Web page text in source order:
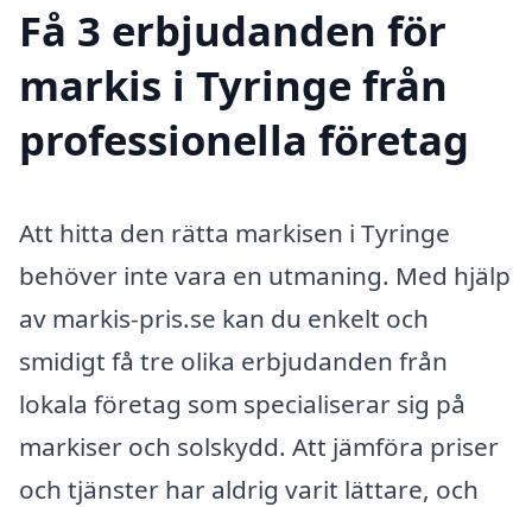
Få 3 erbjudanden för
markis i Tyringe från
professionella företag
Att hitta den rätta markisen i Tyringe
behöver inte vara en utmaning. Med hjälp
av markis-pris.se kan du enkelt och
smidigt få tre olika erbjudanden från
lokala företag som specialiserar sig på
markiser och solskydd. Att jämföra priser
och tjänster har aldrig varit lättare, och